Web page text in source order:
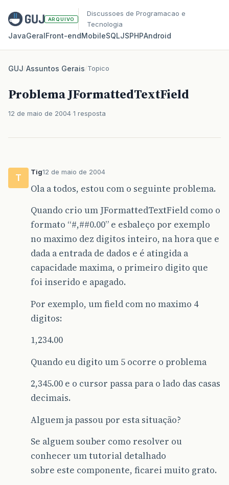
ARQUIVO
Discussoes de Programacao e
Tecnologia
JavaGeralFront‑endMobileSQLJSPHPAndroid
GUJ/Assuntos Gerais/Topico
Problema JFormattedTextField
12 de maio de 2004 1 resposta
T
Tig12 de maio de 2004
Ola a todos, estou com o seguinte problema.
Quando crio um JFormattedTextField como o
formato “#,##0.00” e esbaleço por exemplo
no maximo dez digitos inteiro, na hora que e
dada a entrada de dados e é atingida a
capacidade maxima, o primeiro digito que
foi inserido e apagado.
Por exemplo, um field com no maximo 4
digitos:
1,234.00
Quando eu digito um 5 ocorre o problema
2,345.00 e o cursor passa para o lado das casas
decimais.
Alguem ja passou por esta situação?
Se alguem souber como resolver ou
conhecer um tutorial detalhado
sobre este componente, ficarei muito grato.